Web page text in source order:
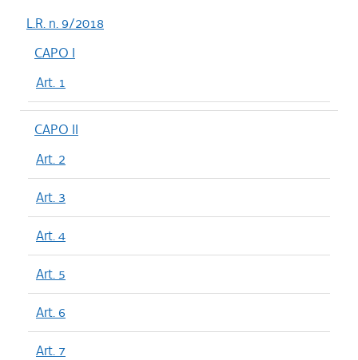
L.R. n. 9/2018
CAPO I
Art. 1
CAPO II
Art. 2
Art. 3
Art. 4
Art. 5
Art. 6
Art. 7